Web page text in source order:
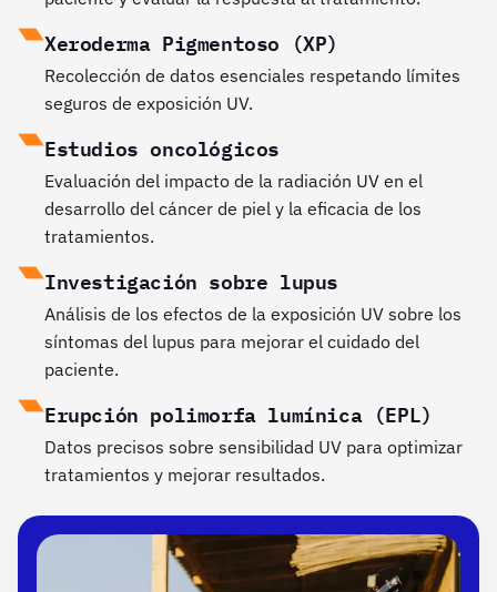
Xeroderma Pigmentoso (XP)
Recolección de datos esenciales respetando límites
seguros de exposición UV.
Estudios oncológicos
Evaluación del impacto de la radiación UV en el
desarrollo del cáncer de piel y la eficacia de los
tratamientos.
Investigación sobre lupus
Análisis de los efectos de la exposición UV sobre los
síntomas del lupus para mejorar el cuidado del
paciente.
Erupción polimorfa lumínica (EPL)
Datos precisos sobre sensibilidad UV para optimizar
tratamientos y mejorar resultados.